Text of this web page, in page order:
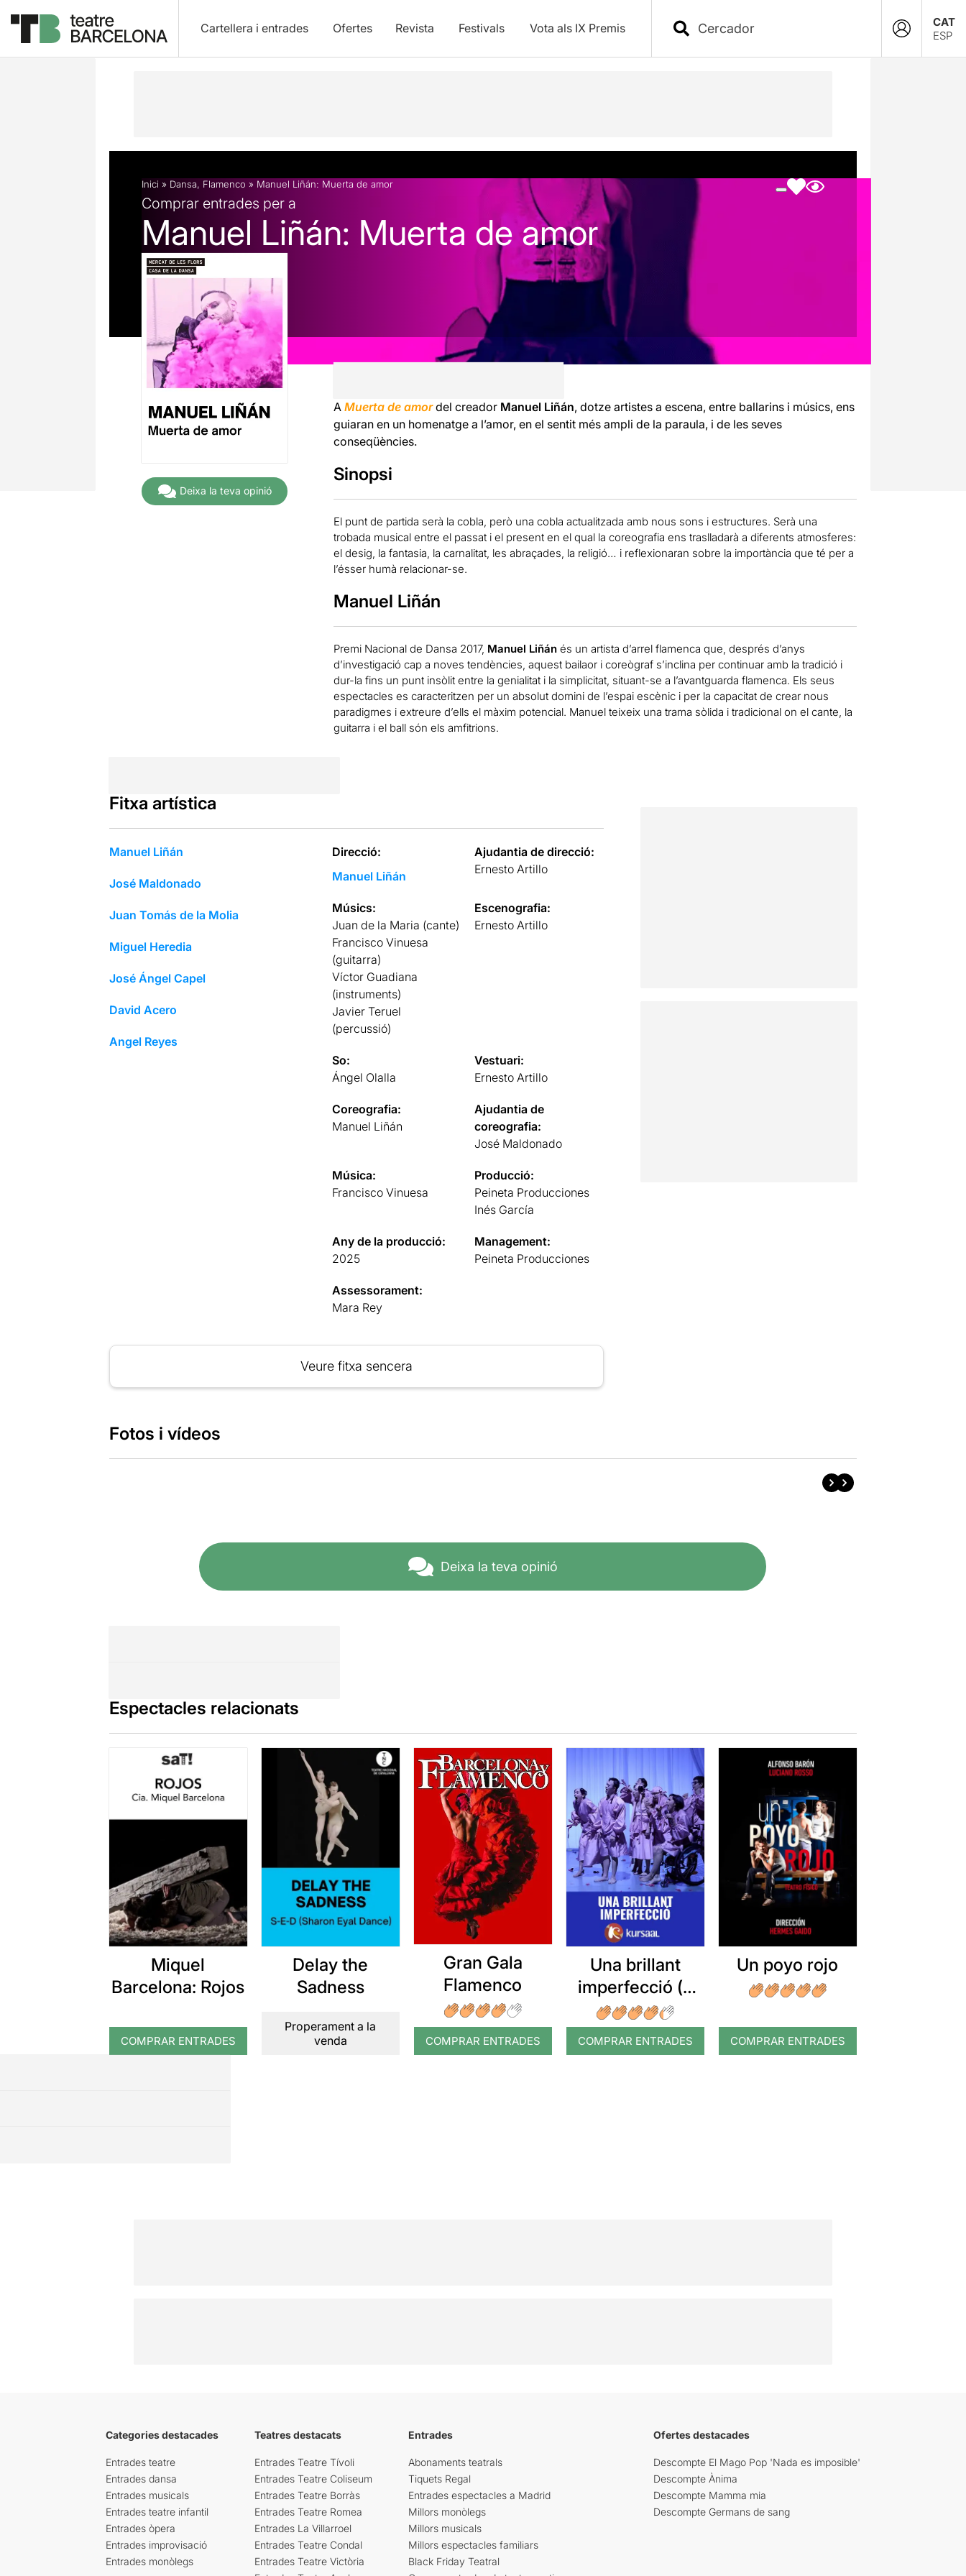
Cartellera i entrades Ofertes Revista Festivals Vota als IX Premis
CAT
ESP
Descripció Fitxa artística Fotos i vídeos
Inici » Dansa, Flamenco » Manuel Liñán: Muerta de amor
Comprar entrades per a
Manuel Liñán: Muerta de amor
Deixa la teva opinió
A Muerta de amordel creador Manuel Liñán, dotze artistes a escena, entre ballarins i músics, ens
guiaran en un homenatge a l’amor, en el sentit més ampli de la paraula, i de les seves
conseqüències.
Sinopsi
El punt de partida serà la cobla, però una cobla actualitzada amb nous sons i estructures. Serà una
trobada musical entre el passat i el present en el qual la coreografia ens traslladarà a diferents atmosferes:
el desig, la fantasia, la carnalitat, les abraçades, la religió… i reflexionaran sobre la importància que té per a
l’ésser humà relacionar-se.
Manuel Liñán
Premi Nacional de Dansa 2017, Manuel Liñánés un artista d’arrel flamenca que, després d’anys
d’investigació cap a noves tendències, aquest bailaor i coreògraf s’inclina per continuar amb la tradició i
dur-la fins un punt insòlit entre la genialitat i la simplicitat, situant-se a l’avantguarda flamenca. Els seus
espectacles es caracteritzen per un absolut domini de l’espai escènic i per la capacitat de crear nous
paradigmes i extreure d’ells el màxim potencial. Manuel teixeix una trama sòlida i tradicional on el cante, la
guitarra i el ball són els amfitrions.
Fitxa artística
Manuel Liñán
José Maldonado
Juan Tomás de la Molia
Miguel Heredia
José Ángel Capel
David Acero
Angel Reyes
Direcció:
Manuel Liñán
Ajudantia de direcció:
Ernesto Artillo
Músics:
Juan de la Maria (cante)
Francisco Vinuesa
(guitarra)
Víctor Guadiana
(instruments)
Javier Teruel
(percussió)
Escenografia:
Ernesto Artillo
So:
Ángel Olalla
Vestuari:
Ernesto Artillo
Coreografia:
Manuel Liñán
Ajudantia de
coreografia:
José Maldonado
Música:
Francisco Vinuesa
Producció:
Peineta Producciones
Inés García
Any de la producció:
2025
Management:
Peineta Producciones
Assessorament:
Mara Rey
Veure fitxa sencera
Fotos i vídeos
Deixa la teva opinió
Espectacles relacionats
Miquel
Barcelona: Rojos
COMPRAR ENTRADES
Delay the
Sadness
Properament a la
venda
Gran Gala
Flamenco
COMPRAR ENTRADES
Una brillant
imperfecció (o
mort d'un
pianista)
COMPRAR ENTRADES
Un poyo rojo
COMPRAR ENTRADES
Categories destacades
Entrades teatre
Entrades dansa
Entrades musicals
Entrades teatre infantil
Entrades òpera
Entrades improvisació
Entrades monòlegs
Teatres destacats
Entrades Teatre Tívoli
Entrades Teatre Coliseum
Entrades Teatre Borràs
Entrades Teatre Romea
Entrades La Villarroel
Entrades Teatre Condal
Entrades Teatre Victòria
Entrades
Abonaments teatrals
Tiquets Regal
Entrades espectacles a Madrid
Millors monòlegs
Millors musicals
Millors espectacles familiars
Black Friday Teatral
Ofertes destacades
Descompte El Mago Pop 'Nada es imposible'
Descompte Ànima
Descompte Mamma mia
Descompte Germans de sang